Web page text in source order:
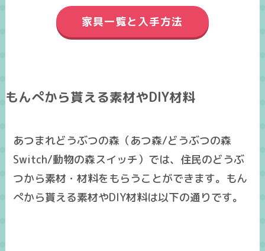
家具一覧と入手方法
もんぺから貰える素材やDIY材料
あつまれどうぶつの森（あつ森/どうぶつの森
Switch/動物の森スイッチ）では、住民のどうぶ
つから素材・材料をもらうことができます。もん
ぺから貰える素材やDIY材料は以下の通りです。